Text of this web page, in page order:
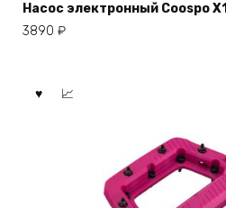
Насос электронный Coospo X1
3890 ₽